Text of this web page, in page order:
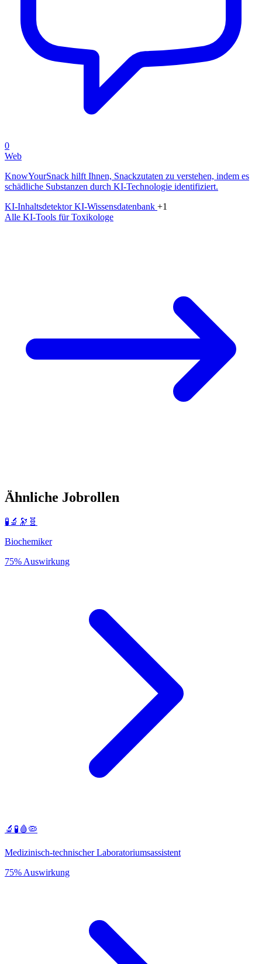
0
Web
KnowYourSnack hilft Ihnen, Snackzutaten zu verstehen, indem es
schädliche Substanzen durch KI-Technologie identifiziert.
KI-InhaltsdetektorKI-Wissensdatenbank +1
Alle KI-Tools für Toxikologe
Ähnliche Jobrollen
🧪🔬🔭🧬
Biochemiker
75% Auswirkung
🔬🧪🩸🦠
Medizinisch-technischer Laboratoriumsassistent
75% Auswirkung